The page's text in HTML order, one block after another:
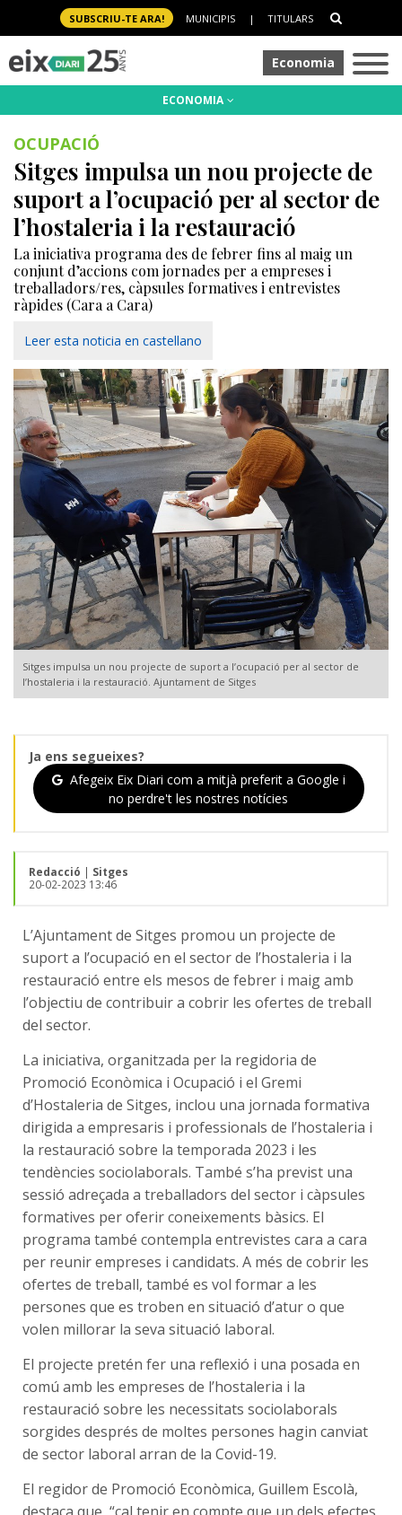
SUBSCRIU-TE ARA! MUNICIPIS | TITULARS
Economia
ECONOMIA
OCUPACIÓ
Sitges impulsa un nou projecte de
suport a l’ocupació per al sector de
l’hostaleria i la restauració
La iniciativa programa des de febrer fins al maig un
conjunt d’accions com jornades per a empreses i
treballadors/res, càpsules formatives i entrevistes
ràpides (Cara a Cara)
Leer esta noticia en castellano
Sitges impulsa un nou projecte de suport a l’ocupació per al sector de
l’hostaleria i la restauració. Ajuntament de Sitges
Ja ens segueixes?
Afegeix Eix Diari com a mitjà preferit a Google i
no perdre't les nostres notícies
Redacció | Sitges
20-02-2023 13:46
L’Ajuntament de Sitges promou un projecte de
suport a l’ocupació en el sector de l’hostaleria i la
restauració entre els mesos de febrer i maig amb
l’objectiu de contribuir a cobrir les ofertes de treball
del sector.
La iniciativa, organitzada per la regidoria de
Promoció Econòmica i Ocupació i el Gremi
d’Hostaleria de Sitges, inclou una jornada formativa
dirigida a empresaris i professionals de l’hostaleria i
la restauració sobre la temporada 2023 i les
tendències sociolaborals. També s’ha previst una
sessió adreçada a treballadors del sector i càpsules
formatives per oferir coneixements bàsics. El
programa també contempla entrevistes cara a cara
per reunir empreses i candidats. A més de cobrir les
ofertes de treball, també es vol formar a les
persones que es troben en situació d’atur o que
volen millorar la seva situació laboral.
El projecte pretén fer una reflexió i una posada en
comú amb les empreses de l’hostaleria i la
restauració sobre les necessitats sociolaborals
sorgides després de moltes persones hagin canviat
de sector laboral arran de la Covid-19.
El regidor de Promoció Econòmica, Guillem Escolà,